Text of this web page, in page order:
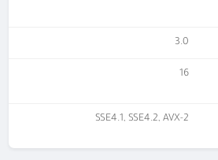
3.0
16
SSE4.1, SSE4.2, AVX-2